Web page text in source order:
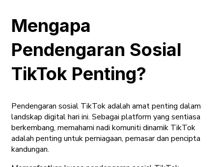
Mengapa
Pendengaran Sosial
TikTok Penting?
Pendengaran sosial TikTok adalah amat penting dalam
landskap digital hari ini. Sebagai platform yang sentiasa
berkembang, memahami nadi komuniti dinamik TikTok
adalah penting untuk perniagaan, pemasar dan pencipta
kandungan.